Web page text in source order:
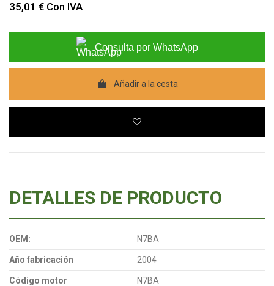
35,01 € Con IVA
Consulta por WhatsApp
Añadir a la cesta
DETALLES DE PRODUCTO
OEM: N7BA
Año fabricación 2004
Código motor N7BA